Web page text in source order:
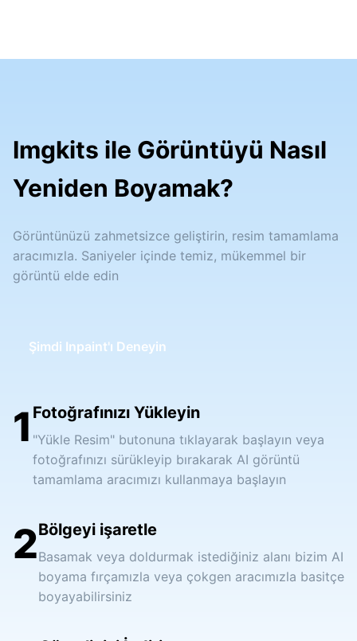
Imgkits ile Görüntüyü Nasıl
Yeniden Boyamak?
Görüntünüzü zahmetsizce geliştirin, resim tamamlama
aracımızla. Saniyeler içinde temiz, mükemmel bir
görüntü elde edin
Şimdi Inpaint'ı Deneyin
1 Fotoğrafınızı Yükleyin
"Yükle Resim" butonuna tıklayarak başlayın veya
fotoğrafınızı sürükleyip bırakarak AI görüntü
tamamlama aracımızı kullanmaya başlayın
2Bölgeyi işaretle
Basamak veya doldurmak istediğiniz alanı bizim AI
boyama fırçamızla veya çokgen aracımızla basitçe
boyayabilirsiniz